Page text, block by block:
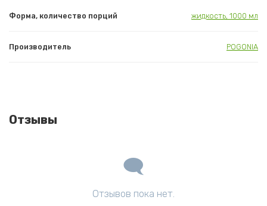
Форма, количество порций жидкость, 1000 мл
Производитель POGONIA
Отзывы
Отзывов пока нет.